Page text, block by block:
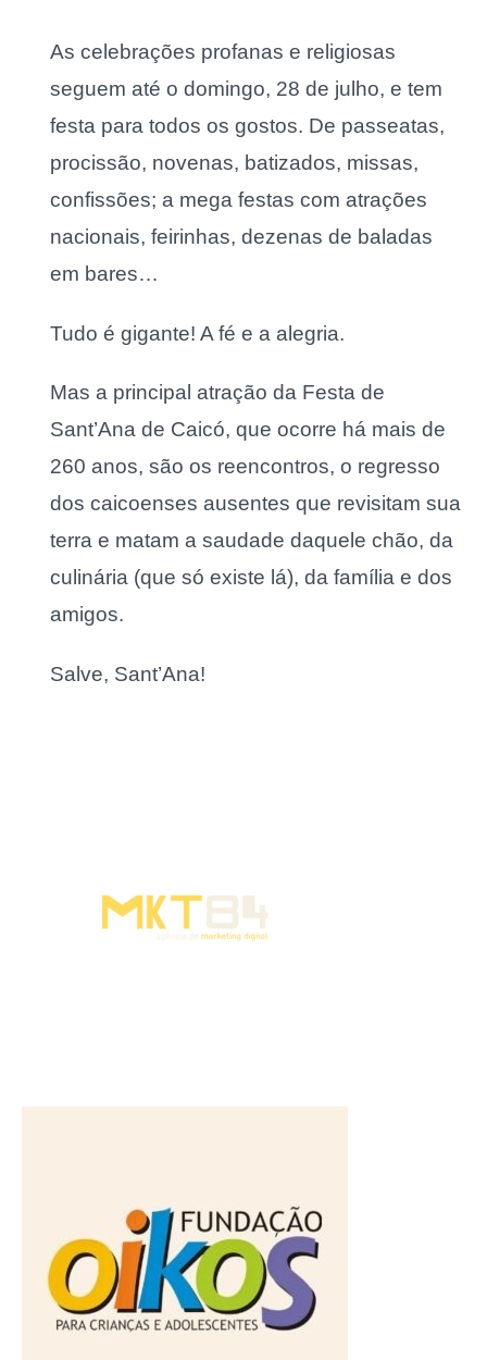
As celebrações profanas e religiosas
seguem até o domingo, 28 de julho, e tem
festa para todos os gostos. De passeatas,
procissão, novenas, batizados, missas,
confissões; a mega festas com atrações
nacionais, feirinhas, dezenas de baladas
em bares…
Tudo é gigante! A fé e a alegria.
Mas a principal atração da Festa de
Sant’Ana de Caicó, que ocorre há mais de
260 anos, são os reencontros, o regresso
dos caicoenses ausentes que revisitam sua
terra e matam a saudade daquele chão, da
culinária (que só existe lá), da família e dos
amigos.
Salve, Sant’Ana!